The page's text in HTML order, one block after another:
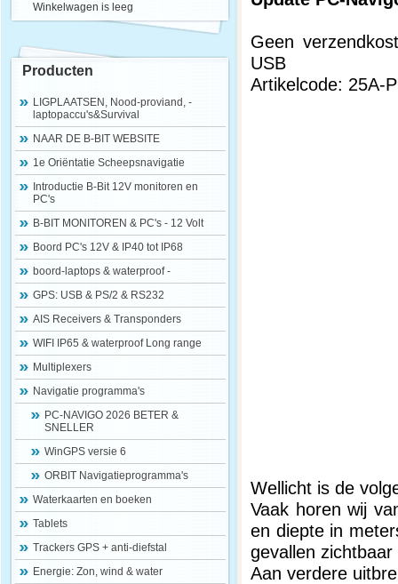
Winkelwagen is leeg
Producten
LIGPLAATSEN, Nood-proviand, -
laptopaccu's&Survival
NAAR DE B-BIT WEBSITE
1e Oriëntatie Scheepsnavigatie
Introductie B-Bit 12V monitoren en
PC's
B-BIT MONITOREN & PC's - 12 Volt
Boord PC's 12V & IP40 tot IP68
boord-laptops & waterproof -
GPS: USB & PS/2 & RS232
AIS Receivers & Transponders
WIFI IP65 & waterproof Long range
Multiplexers
Navigatie programma's
PC-NAVIGO 2026 BETER &
SNELLER
WinGPS versie 6
ORBIT Navigatieprogramma's
Waterkaarten en boeken
Tablets
Trackers GPS + anti-diefstal
Energie: Zon, wind & water
Geen
USB
Artikelcode: 25A-
Wellicht is de
Vaak horen wij
en diepte in
gevallen
Aan verdere